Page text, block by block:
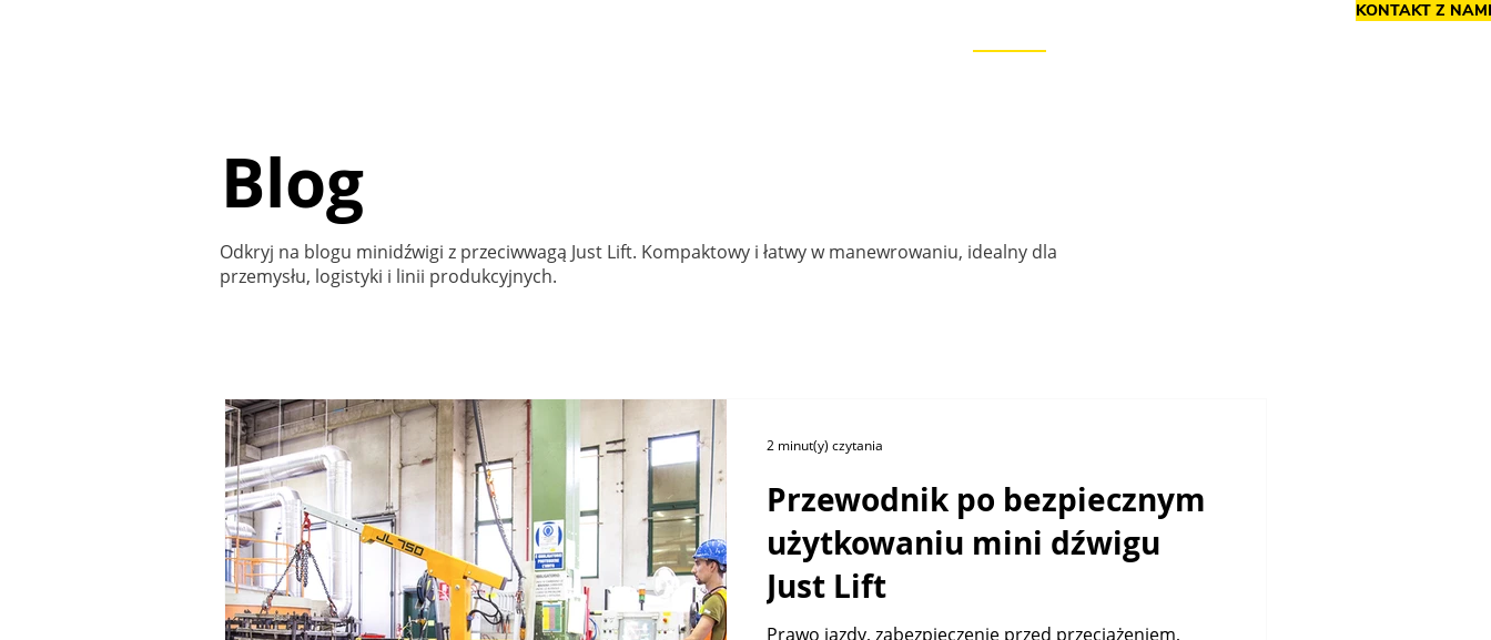
KONTAKT Z NAMI
Blog
Odkryj na blogu minidźwigi z przeciwwagą Just Lift. Kompaktowy i łatwy w manewrowaniu, idealny dla
przemysłu, logistyki i linii produkcyjnych.
Przewodnik po bezpiecznym
użytkowaniu mini dźwigu
Just Lift
Prawo jazdy, zabezpieczenie przed przeciążeniem,
2 minut(y) czytania